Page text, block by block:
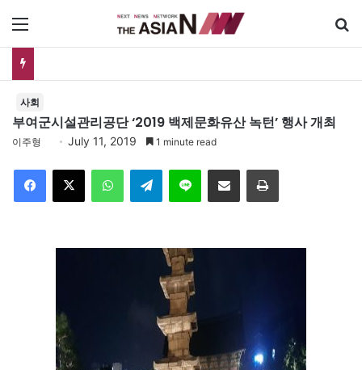
사회
부여군시설관리공단 ‘2019 백제문화유산 녹턴’ 행사 개최
이주형 July 11, 2019 1 minute read
Telegram 이메일